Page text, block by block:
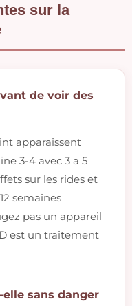
sur la
de voir des
apparaissent
3-4 avec 3 a 5
sur les rides et
semaines
pas un appareil
est un traitement
sans danger